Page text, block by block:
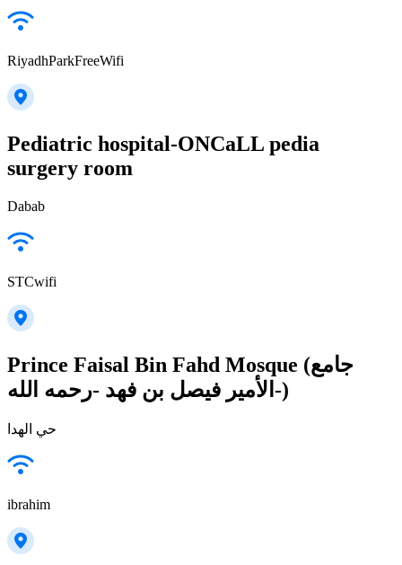
RiyadhParkFreeWifi
Pediatric hospital-ONCaLL pedia
surgery room
Dabab
STCwifi
Prince Faisal Bin Fahd Mosque (جامع
الأمير فيصل بن فهد -رحمه الله-)
حي الهدا
ibrahim